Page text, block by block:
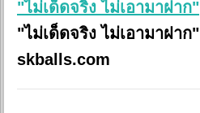
"ไม่เด็ดจริง ไม่เอามาฝาก"
"ไม่เด็ดจริง ไม่เอามาฝาก"
skballs.com